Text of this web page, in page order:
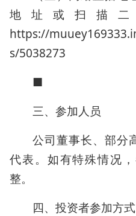
地址或扫描
https://
s/5038273
■
三、参加人员
公司董事长、部分
代表。如有特殊情况
整。
四、投资者参加方式